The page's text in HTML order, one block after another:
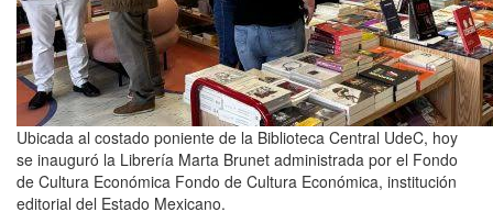
Ubicada al costado poniente de la Biblioteca Central UdeC, hoy
se inauguró la Librería Marta Brunet administrada por el Fondo
de Cultura Económica Fondo de Cultura Económica, institución
editorial del Estado Mexicano.